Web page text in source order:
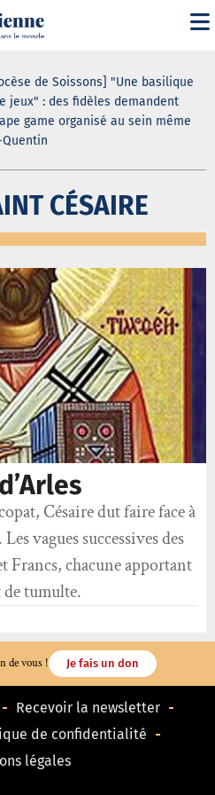
de Soissons] "Une basilique
jeux" : des fidèles demandent
game organisé au sein même
CÉSAIRE
Césaire dut faire face à
vagues successives des
Francs, chacune apportant
tumulte.
de vous ! Je fais un don
Recevoir la newsletter
de confidentialité
légales